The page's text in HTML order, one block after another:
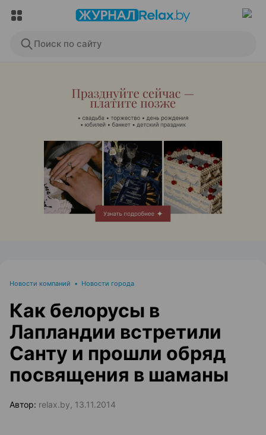
Поиск по сайту
ЭФФЕКТИВНАЯ РЕКЛАМА НА САЙТЕ
Новости компаний • Новости города
Как белорусы в
Лапландии встретили
Санту и прошли обряд
посвящения в шаманы
Автор: relax.by, 13.11.2014